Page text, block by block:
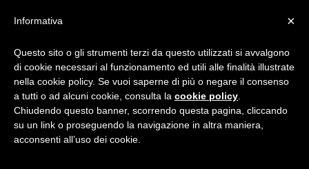
×
Informativa
Questo sito o gli strumenti terzi da questo utilizzati si avvalgono
di cookie necessari al funzionamento ed utili alle finalità illustrate
nella cookie policy. Se vuoi saperne di più o negare il consenso
a tutti o ad alcuni cookie, consulta la cookie policy
Chiudendo questo banner, scorrendo questa pagina, cliccando
su un link o proseguendo la navigazione in altra maniera,
acconsenti all’uso dei cookie.